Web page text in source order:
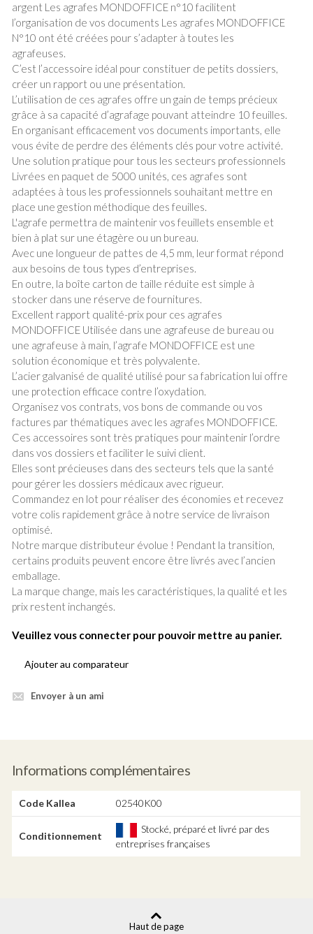
argent Les agrafes MONDOFFICE n°10 facilitent
l’organisation de vos documents Les agrafes MONDOFFICE
N°10 ont été créées pour s’adapter à toutes les
agrafeuses.
C’est l’accessoire idéal pour constituer de petits dossiers,
créer un rapport ou une présentation.
L’utilisation de ces agrafes offre un gain de temps précieux
grâce à sa capacité d’agrafage pouvant atteindre 10 feuilles.
En organisant efficacement vos documents importants, elle
vous évite de perdre des éléments clés pour votre activité.
Une solution pratique pour tous les secteurs professionnels
Livrées en paquet de 5000 unités, ces agrafes sont
adaptées à tous les professionnels souhaitant mettre en
place une gestion méthodique des feuilles.
L'agrafe permettra de maintenir vos feuillets ensemble et
bien à plat sur une étagère ou un bureau.
Avec une longueur de pattes de 4,5 mm, leur format répond
aux besoins de tous types d’entreprises.
En outre, la boîte carton de taille réduite est simple à
stocker dans une réserve de fournitures.
Excellent rapport qualité-prix pour ces agrafes
MONDOFFICE Utilisée dans une agrafeuse de bureau ou
une agrafeuse à main, l’agrafe MONDOFFICE est une
solution économique et très polyvalente.
L’acier galvanisé de qualité utilisé pour sa fabrication lui offre
une protection efficace contre l’oxydation.
Organisez vos contrats, vos bons de commande ou vos
factures par thématiques avec les agrafes MONDOFFICE.
Ces accessoires sont très pratiques pour maintenir l’ordre
dans vos dossiers et faciliter le suivi client.
Elles sont précieuses dans des secteurs tels que la santé
pour gérer les dossiers médicaux avec rigueur.
Commandez en lot pour réaliser des économies et recevez
votre colis rapidement grâce à notre service de livraison
optimisé.
Notre marque distributeur évolue ! Pendant la transition,
certains produits peuvent encore être livrés avec l’ancien
emballage.
La marque change, mais les caractéristiques, la qualité et les
prix restent inchangés.
Veuillez vous connecter pour pouvoir mettre au panier.
Ajouter au comparateur
Envoyer à un ami
Informations complémentaires
Code Kallea 02540K00
Conditionnement
Stocké, préparé et livré par des
entreprises françaises
Haut de page